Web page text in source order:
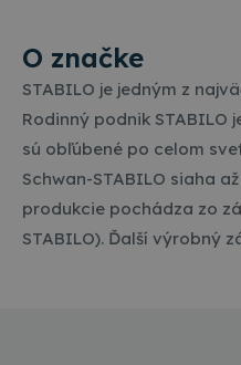
O značke
STABILO je jedným z
Rodinný podnik STABILO
sú obľúbené po celom
Schwan-STABILO siaha
produkcie pochádza zo
STABILO). Ďalší výrobný